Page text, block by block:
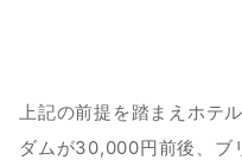
上記の前提を踏まえホテ
ダムが30,000円前後、ブ